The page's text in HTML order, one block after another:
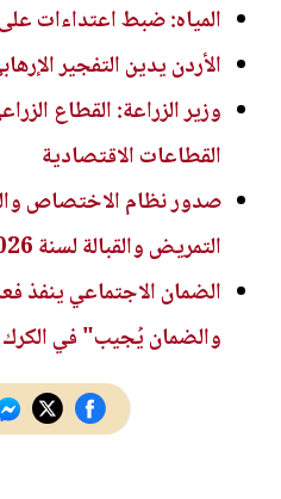
المياه: ضبط اعتداءات
الأردن يدين التفجير
وزير الزراعة: القطاع
القطاعات الاقتصادية
صدور نظام الاختصاص
التمريض والقبالة لسنة 2026 في الجريدة الرسمية
الضمان الاجتماعي ينفذ
والضمان يُجيب" في الكرك